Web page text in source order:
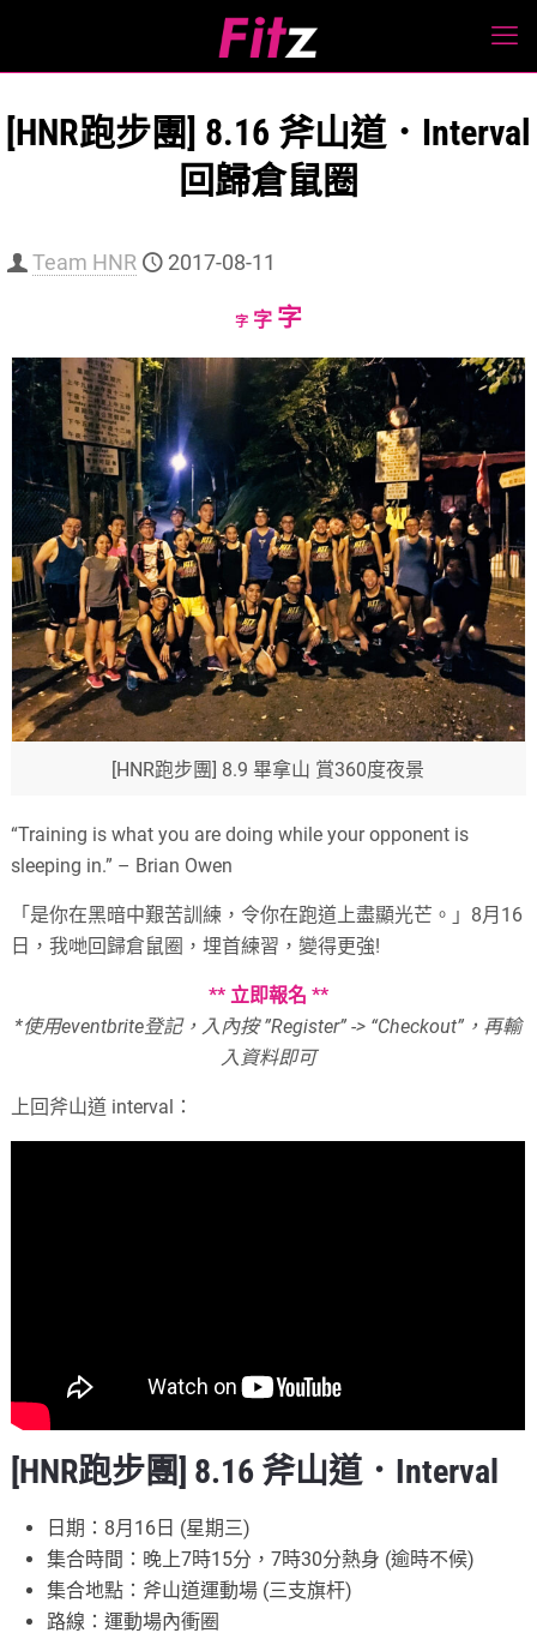
[HNR跑步團] 8.16 斧山道．Interval
回歸倉鼠圈
Team HNR 2017-08-11
字Decrease
size.
字Reset
size.
字Increase
size.
[HNR跑步團] 8.9 畢拿山 賞360度夜景
“Training is what you are doing while your opponent is
sleeping in.” – Brian Owen
「是你在黑暗中艱苦訓練，令你在跑道上盡顯光芒。」8月16
日，我哋回歸倉鼠圈，埋首練習，變得更強!
** 立即報名 **
*使用eventbrite登記，入內按”Register” -> “Checkout” ，再輸
入資料即可
上回斧山道 interval：
[HNR跑步團] 8.16 斧山道．Interval
日期：8月16日 (星期三)
集合時間：晚上7時15分，7時30分熱身 (逾時不候)
集合地點：斧山道運動場 (三支旗杆)
路線：運動場內衝圈